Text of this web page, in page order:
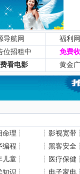
导航网 福利
位招租中 免费
看电影 黄金
命理 ┊ ┊ 影视宽带┊
编程 ┊ ┊ 黑客安全┊
儿童 ┊ ┊ 医疗保健 ┊
知识 ┊ ┊ 电子家电┊